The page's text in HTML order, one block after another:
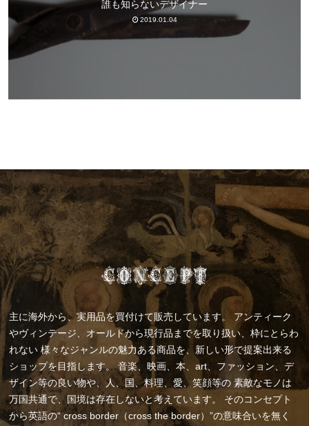
誰も知らないデザイナー
2019.01.04
主に海外から、実用品を買付けて販売しています。
アンティーク
やヴィンテージ、オールドから現行品までを取り扱い、枠にとらわ
れない 様々なジャンルの魅力ある商品を、新しい形で提案出来る
ショップを目指します。音楽、映画、本、art、ファッション、デ
ザイン等の良い物や、人、国、料理、愛、笑顔等の 素敵なモノは
万国共通で、国境は存在しないと考えています。
そのコンセプト
から英語の“ cross border（cross the border）”の意味合いを無く